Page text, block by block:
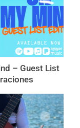
– Guest List